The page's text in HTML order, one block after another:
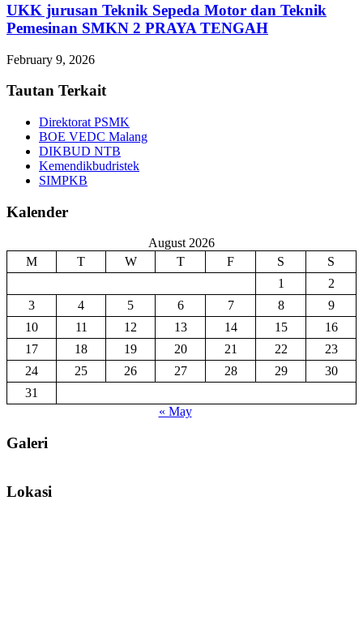
UKK jurusan Teknik Sepeda Motor dan Teknik
Pemesinan SMKN 2 PRAYA TENGAH
February 9, 2026
Tautan Terkait
Direktorat PSMK
BOE VEDC Malang
DIKBUD NTB
Kemendikbudristek
SIMPKB
Kalender
August 2026
M
T W T F S
S
1
2
3
4 5 6 7 8
9
10
11 12 13 14 15
16
17
18 19 20 21 22
23
24
25 26 27 28 29
30
31
« May
Galeri
Lokasi